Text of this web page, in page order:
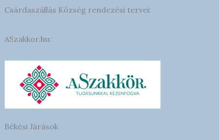
Csárdaszállás Község rendezési tervei:
ASzakkor.hu:
Békési Járások